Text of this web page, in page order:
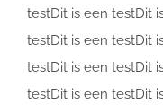
testDit is een testDit
testDit is een testDit
testDit is een testDit
testDit is een testDit